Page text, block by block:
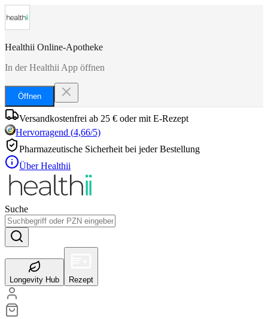
Healthii Online-Apotheke
In der Healthii App öffnen
Öffnen
Versandkostenfrei ab 25 € oder mit E-Rezept
Hervorragend (4,66/5)
Pharmazeutische Sicherheit bei jeder Bestellung
Über Healthii
Suche
Longevity Hub Rezept